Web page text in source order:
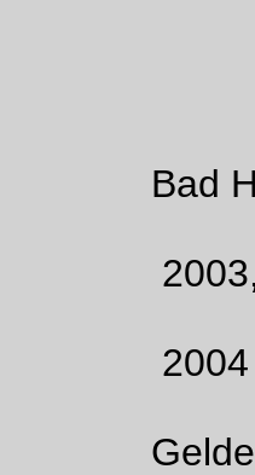
Bad
2003,
2004
Geldern,